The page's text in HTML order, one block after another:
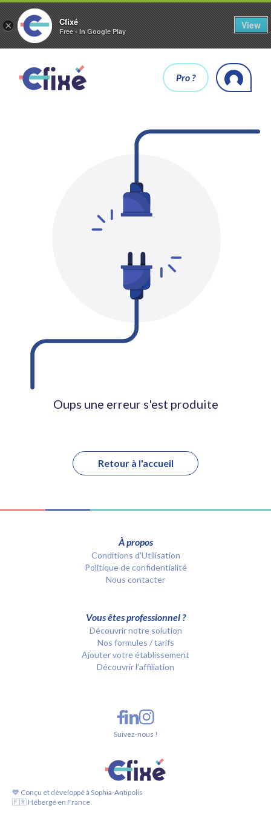
× Cfixé
Free - In Google Play
View
Pro ?
Oups une erreur s'est produite
Retour à l'accueil
À propos
Conditions d’Utilisation
Politique de confidentialité
Nous contacter
Vous êtes professionnel ?
Découvrir notre solution
Nos formules / tarifs
Ajouter votre établissement
Découvrir l'affiliation
💙 Conçu et développé à Sophia-Antipolis
🇫🇷 Hébergé en France
Suivez-nous !